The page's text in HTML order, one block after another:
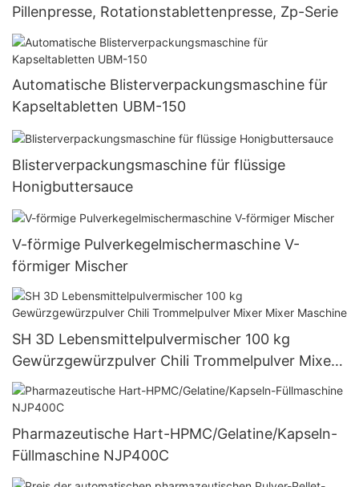
Pillenpresse, Rotationstablettenpresse, Zp-Serie
Automatische Blisterverpackungsmaschine für
Kapseltabletten UBM-150
Blisterverpackungsmaschine für flüssige
Honigbuttersauce
V-förmige Pulverkegelmischermaschine V-
förmiger Mischer
SH 3D Lebensmittelpulvermischer 100 kg
Gewürzgewürzpulver Chili Trommelpulver Mixer
Mixer Maschine
Pharmazeutische Hart-HPMC/Gelatine/Kapseln-
Füllmaschine NJP400C